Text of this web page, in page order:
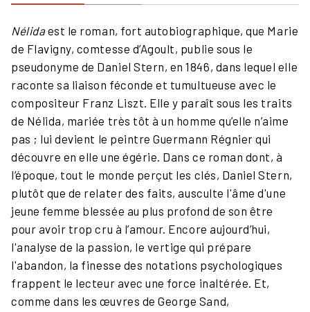
Nélida est le roman, fort autobiographique, que Marie
de Flavigny, comtesse d’Agoult, publie sous le
pseudonyme de Daniel Stern, en 1846, dans lequel elle
raconte sa liaison féconde et tumultueuse avec le
compositeur Franz Liszt. Elle y paraît sous les traits
de Nélida, mariée très tôt à un homme qu’elle n’aime
pas ; lui devient le peintre Guermann Régnier qui
découvre en elle une égérie. Dans ce roman dont, à
l’époque, tout le monde perçut les clés, Daniel Stern,
plutôt que de relater des faits, ausculte l'âme d'une
jeune femme blessée au plus profond de son être
pour avoir trop cru à l’amour. Encore aujourd’hui,
l'analyse de la passion, le vertige qui prépare
l'abandon, la finesse des notations psychologiques
frappent le lecteur avec une force inaltérée. Et,
comme dans les œuvres de George Sand,